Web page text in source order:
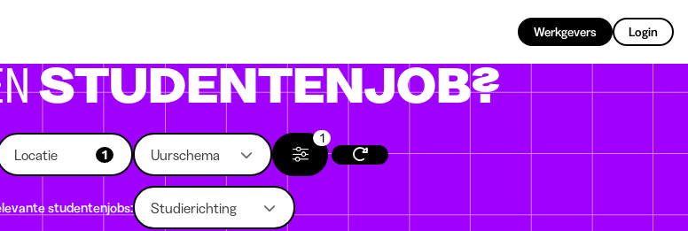
Werkgevers Login
STUDENTENJOB?
Locatie 1 Uurschema
1
studentenjobs: Studierichting